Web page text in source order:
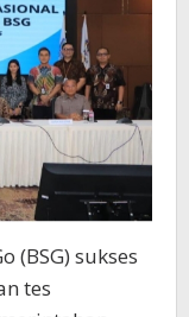
(BSG) sukses
tes